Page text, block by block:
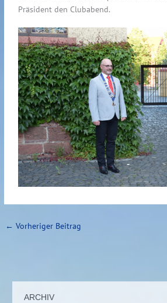
Präsident den Clubabend.
← Vorheriger Beitrag
ARCHIV